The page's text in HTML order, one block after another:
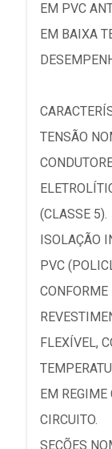
EM PVC
EM BAIXA
TENSÃO
(CLASSE 5).
ISOLAÇÃO
PVC
FLEXÍVEL,
EM REGIME
CIRCUITO.
SEÇÕES